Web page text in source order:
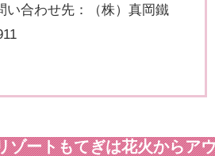
い合わせ先：（株）真岡鐵
ゾートもてぎは花火からア